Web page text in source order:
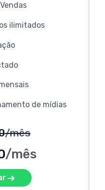
ilimitados
de mídias
/mês
/mês